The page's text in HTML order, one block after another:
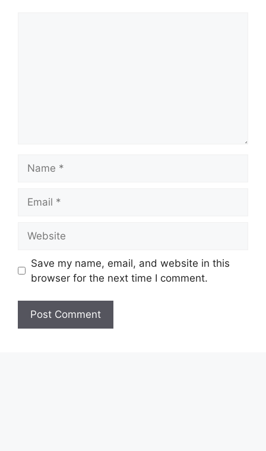
Save my name, email, and website in this
browser for the next time I comment.